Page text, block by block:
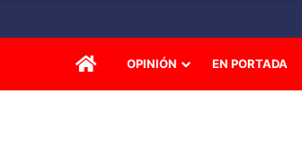
INICIOOPINIÓN EN PORTADA